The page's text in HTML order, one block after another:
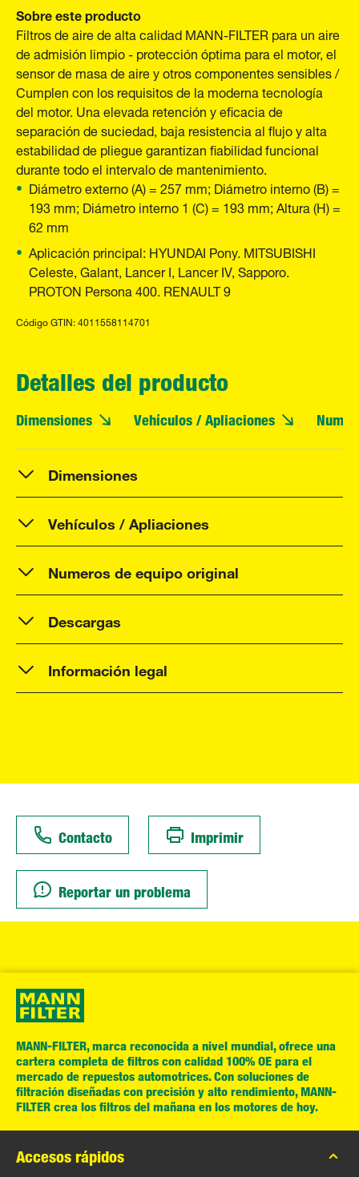
Sobre este producto
Filtros de aire de alta calidad MANN-FILTER para un aire
de admisión limpio - protección óptima para el motor, el
sensor de masa de aire y otros componentes sensibles /
Cumplen con los requisitos de la moderna tecnología
del motor. Una elevada retención y eficacia de
separación de suciedad, baja resistencia al flujo y alta
estabilidad de pliegue garantizan fiabilidad funcional
durante todo el intervalo de mantenimiento.
Diámetro externo (A) = 257 mm; Diámetro interno (B) =
193 mm; Diámetro interno 1 (C) = 193 mm; Altura (H) =
62 mm
Aplicación principal: HYUNDAI Pony. MITSUBISHI
Celeste, Galant, Lancer I, Lancer IV, Sapporo.
PROTON Persona 400. RENAULT 9
Código GTIN: 4011558114701
Detalles del producto
Dimensiones Vehículos / Apliaciones
Dimensiones
Vehículos / Apliaciones
Numeros de equipo original
Descargas
Información legal
Contacto Imprimir
Reportar un problema
MANN-FILTER, marca reconocida a nivel mundial, ofrece una
cartera completa de filtros con calidad 100% OE para el
mercado de repuestos automotrices. Con soluciones de
filtración diseñadas con precisión y alto rendimiento, MANN-
FILTER crea los filtros del mañana en los motores de hoy.
Accesos rápidos